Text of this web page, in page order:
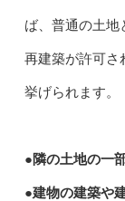
ば、普通の土地
再建築が許可さ
挙げられます。
●隣の土地の一
●建物の建築や